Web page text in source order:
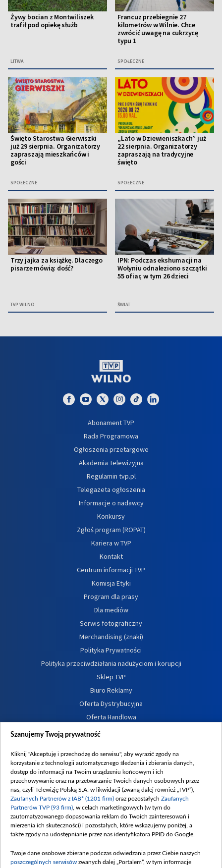
Żywy bocian z Montwiliszek
trafił pod opiekę służb
LITWA
Francuz przebiegnie 27
kilometrów w Wilnie. Chce
zwrócić uwagę na cukrzycę
typu 1
SPOŁECZNE
Święto Starostwa Gierwiszki
już 29 sierpnia. Organizatorzy
zapraszają mieszkańców i
gości
SPOŁECZNE
„Lato w Dziewieniszkach” już
22 sierpnia. Organizatorzy
zapraszają na tradycyjne
święto
SPOŁECZNE
Trzy jajka za książkę. Dlaczego
pisarze mówią: dość?
TVP WILNO
IPN: Podczas ekshumacji na
Wołyniu odnaleziono szczątki
55 ofiar, w tym 26 dzieci
ŚWIAT
Abonament TVP
Rada Programowa
Ogłoszenia przetargowe
Akademia Telewizyjna
Regulamin tvp.pl
Telegazeta ogłoszenia
Informacje o nadawcy
Konkursy
Zgłoś program (ROPAT)
Kariera w TVP
Kontakt
Centrum informacji TVP
Komisja Etyki
Program dla prasy
Dla mediów
Serwis fotograficzny
Merchandising (znaki)
Polityka Prywatności
Polityka przeciwdziałania nadużyciom i korupcji
Sklep TVP
Biuro Reklamy
Oferta Dystrybucyjna
Oferta Handlowa
Dostępność
Procedura zgłoszeń wewnętrznych
Szanujemy Twoją prywatność
Kliknij "Akceptuję i przechodzę do serwisu", aby wyrazić zgody na
korzystanie z technologii automatycznego śledzenia i zbierania danych,
dostęp do informacji na Twoim urządzeniu końcowym i ich
przechowywanie oraz na przetwarzanie Twoich danych osobowych przez
nas, czyli Telewizję Polską S.A. w likwidacji (zwaną dalej również „TVP”),
Zaufanych Partnerów z IAB* (1201 firm) oraz pozostałych Zaufanych
Partnerów TVP (93 firm) , w celach marketingowych (w tym do
zautomatyzowanego dopasowania reklam do Twoich zainteresowań i
mierzenia ich skuteczności) i pozostałych, które wskazujemy poniżej, a
także zgody na udostępnianie przez nas identyfikatora PPID do Google.
Twoje dane osobowe zbierane podczas odwiedzania przez Ciebie naszych
poszczególnych serwisów zwanych dalej „Portalem”, w tym informacje